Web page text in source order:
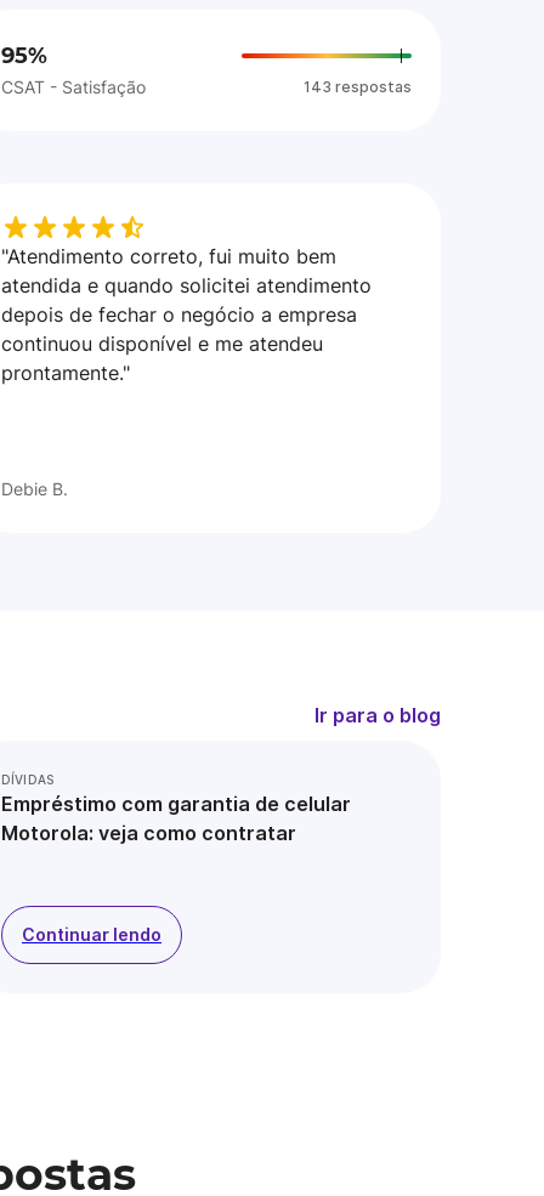
95%
CSAT - Satisfação 143 respostas
"Atendimento correto, fui muito bem
atendida e quando solicitei atendimento
depois de fechar o negócio a empresa
continuou disponível e me atendeu
prontamente."
Debie B.
Ir para o blog
DÍVIDAS
Empréstimo com garantia de celular
Motorola: veja como contratar
Continuar lendo